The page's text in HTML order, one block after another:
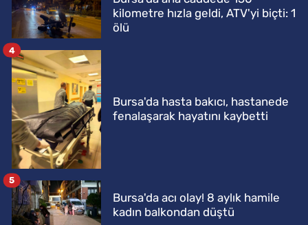
kilometre hızla geldi, ATV'yi biçti: 1
ölü
Bursa'da hasta bakıcı, hastanede
fenalaşarak hayatını kaybetti
4
Bursa'da acı olay! 8 aylık hamile
kadın balkondan düştü
5